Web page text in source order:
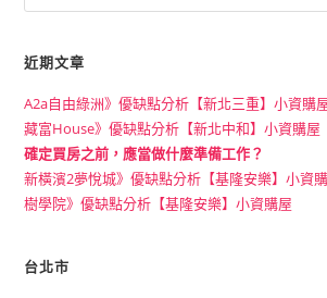
近期文章
A2a自由綠洲》優缺點分析【新北三重】小資購
藏富House》優缺點分析【新北中和】小資購屋
確定買房之前，應當做什麼準備工作？
新橫濱2夢悅城》優缺點分析【基隆安樂】小資
樹學院》優缺點分析【基隆安樂】小資購屋
台北市